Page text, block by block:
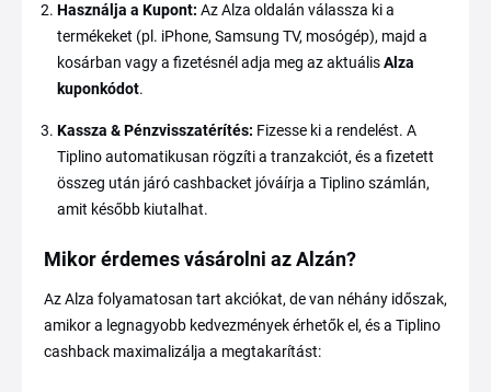
Használja a Kupont: Az Alza oldalán válassza ki a
termékeket (pl. iPhone, Samsung TV, mosógép), majd a
kosárban vagy a fizetésnél adja meg az aktuálisAlza
kuponkódot.
Kassza & Pénzvisszatérítés: Fizesse ki a rendelést. A
Tiplino automatikusan rögzíti a tranzakciót, és a fizetett
összeg után járó cashbacket jóváírja a Tiplino számlán,
amit később kiutalhat.
Mikor érdemes vásárolni az Alzán?
Az Alza folyamatosan tart akciókat, de van néhány időszak,
amikor a legnagyobb kedvezmények érhetők el, és a Tiplino
cashback maximalizálja a megtakarítást: